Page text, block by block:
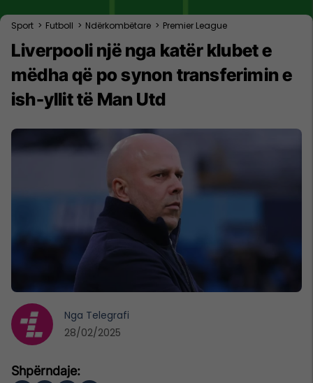
Sport > Futboll > Ndërkombëtare > Premier League
Liverpooli një nga katër klubet e
mëdha që po synon transferimin e
ish-yllit të Man Utd
Nga Telegrafi
28/02/2025